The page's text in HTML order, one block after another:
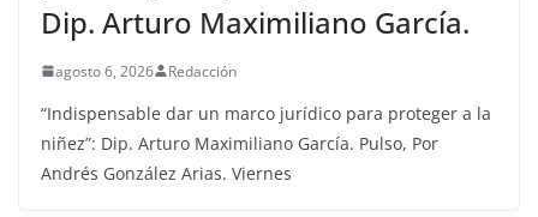
Dip. Arturo Maximiliano García.
agosto 6, 2026 Redacción
“Indispensable dar un marco jurídico para proteger a la
niñez”: Dip. Arturo Maximiliano García. Pulso, Por
Andrés González Arias. Viernes